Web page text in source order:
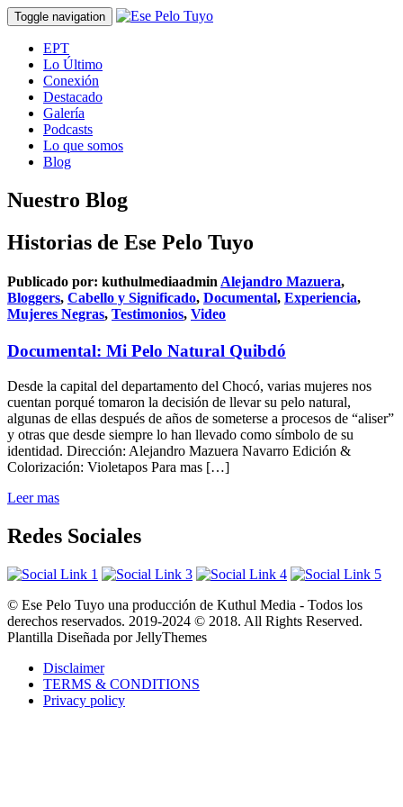
Toggle navigation
EPT
Lo Último
Conexión
Destacado
Galería
Podcasts
Lo que somos
Blog
Nuestro Blog
Historias de Ese Pelo Tuyo
Publicado por: kuthulmediaadmin Alejandro Mazuera,
Bloggers, Cabello y Significado, Documental, Experiencia,
Mujeres Negras, Testimonios, Video
Documental: Mi Pelo Natural Quibdó
Desde la capital del departamento del Chocó, varias mujeres nos
cuentan porqué tomaron la decisión de llevar su pelo natural,
algunas de ellas después de años de someterse a procesos de “aliser”
y otras que desde siempre lo han llevado como símbolo de su
identidad. Dirección: Alejandro Mazuera Navarro Edición &
Colorización: Violetapos Para mas […]
Leer mas
Redes Sociales
© Ese Pelo Tuyo una producción de Kuthul Media - Todos los
derechos reservados. 2019-2024 © 2018. All Rights Reserved.
Plantilla Diseñada por JellyThemes
Disclaimer
TERMS & CONDITIONS
Privacy policy